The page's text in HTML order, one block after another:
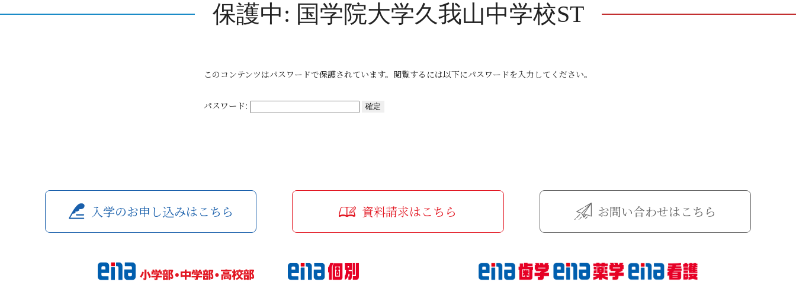
保護中: 国学院大学久我山中学校ST
このコンテンツはパスワードで保護されています。閲覧するには以下にパスワードを入力してください。
パスワード:
入学のお申し込みはこちら 資料請求はこちら お問い合わせはこちら